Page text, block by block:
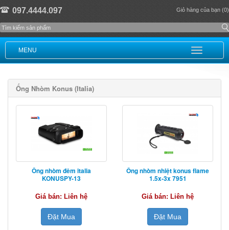
097.4444.097 Giỏ hàng của bạn (0)
MENU
Ống Nhòm Konus (Italia)
Ống nhòm đêm italia
KONUSPY-13
Giá bán: Liên hệ
Đặt Mua
Ống nhòm nhiệt konus flame
1.5x-3x 7951
Giá bán: Liên hệ
Đặt Mua